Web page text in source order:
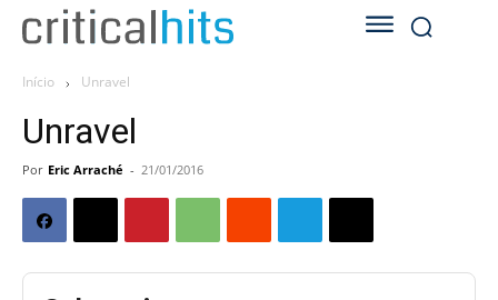
Início Unravel
Unravel
Por Eric Arraché - 21/01/2016